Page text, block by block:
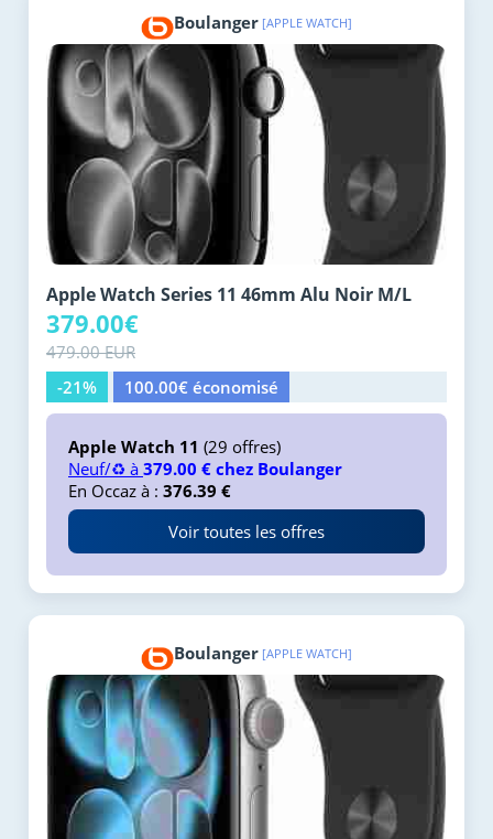
Boulanger [APPLE WATCH]
Apple Watch Series 11 46mm Alu Noir M/L
379.00€
479.00 EUR
-21%
100.00€ économisé
Apple Watch 11 (29 offres)
Neuf/♻️ à 379.00 € chez Boulanger
En Occaz à : 376.39 €
Voir toutes les offres
Boulanger [APPLE WATCH]